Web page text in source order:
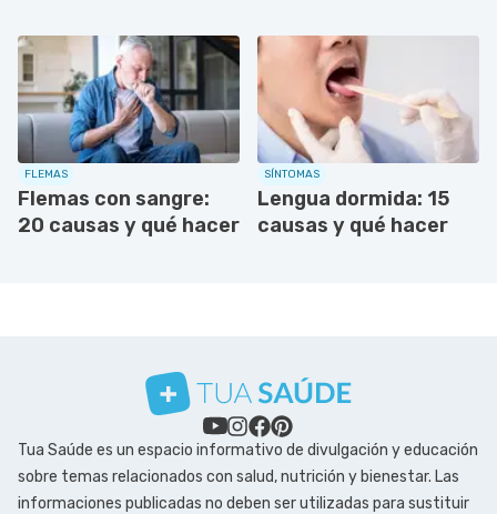
FLEMAS
Flemas con sangre:
20 causas y qué hacer
SÍNTOMAS
Lengua dormida: 15
causas y qué hacer
Tua Saúde es un espacio informativo de divulgación y educación
sobre temas relacionados con salud, nutrición y bienestar. Las
informaciones publicadas no deben ser utilizadas para sustituir